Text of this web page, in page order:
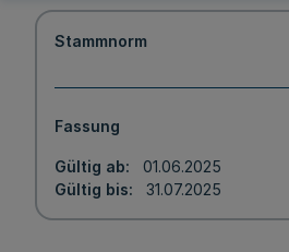
Stammnorm
Fassung
Gültig ab
01.06.2025
Gültig bis
31.07.2025